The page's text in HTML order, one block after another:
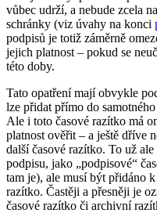
vůbec udrží, a nebude zcela
schránky (viz úvahy na konci
podpisů je totiž záměrně
jejich platnost – pokud se
této doby.
Tato opatření mají obvykle
lze přidat přímo do
Ale i toto časové razítko má
platnost ověřit – a ještě dříve
další časové razítko. To už
podpisu, jako „podpisové“
tam je), ale musí být přidáno
razítko. Častěji a přesněji je
časové razítko či archivní